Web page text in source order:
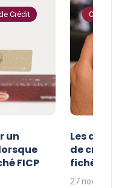
Crédit
un
FICP
Les
de crédit
fichés
27